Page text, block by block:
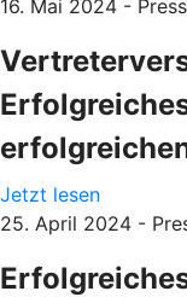
16. Mai 2024 -
Jetzt lesen
25. April 2024 -